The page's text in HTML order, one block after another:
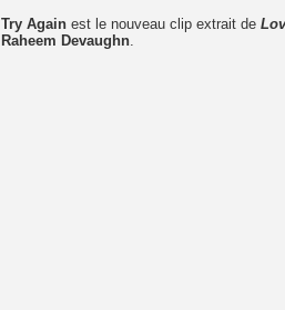
Try Again est le nouveau clip extrait de
Raheem Devaughn.